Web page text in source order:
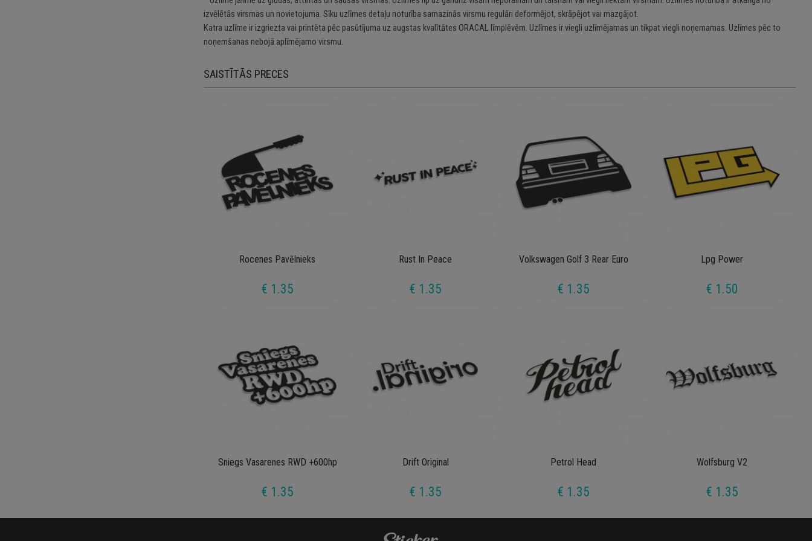
izvēlētās virsmas un novietojuma. Sīku uzlīmes detaļu noturība samazinās virsmu regulāri deformējot, skrāpējot vai mazgājot.
Katra uzlīme ir izgriezta vai printēta pēc pasūtījuma uz augstas kvalītātes ORACAL līmplēvēm. Uzlīmes ir viegli uzlīmējamas un tikpat viegli noņemamas. Uzlīmes pēc to
noņemšanas nebojā aplīmējamo virsmu.
SAISTĪTĀS PRECES
Rocenes Pavēlnieks
€ 1.35
Rust In Peace
€ 1.35
Volkswagen Golf 3 Rear Euro
€ 1.35
Lpg Power
€ 1.50
Sniegs Vasarenes RWD +600hp
€ 1.35
Drift Original
€ 1.35
Petrol Head
€ 1.35
Wolfsburg V2
€ 1.35